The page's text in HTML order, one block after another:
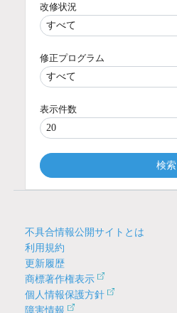
改修状況
修正プログラム
表示件数
検索
不具合情報公開サイトとは
利用規約
更新履歴
商標著作権表示
個人情報保護方針
障害情報